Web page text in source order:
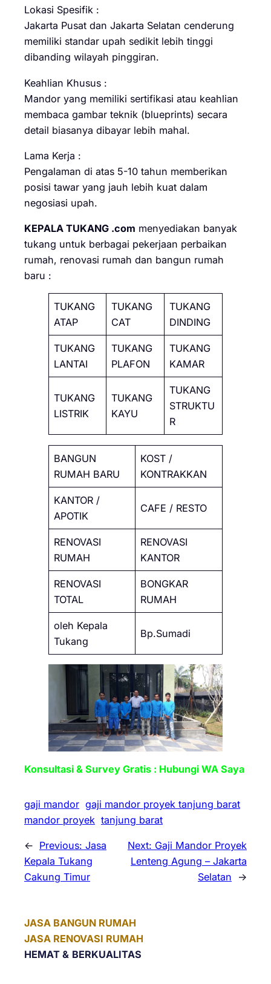
Lokasi Spesifik :
Jakarta Pusat dan Jakarta Selatan cenderung
memiliki standar upah sedikit lebih tinggi
dibanding wilayah pinggiran.
Keahlian Khusus :
Mandor yang memiliki sertifikasi atau keahlian
membaca gambar teknik (blueprints) secara
detail biasanya dibayar lebih mahal.
Lama Kerja :
Pengalaman di atas 5-10 tahun memberikan
posisi tawar yang jauh lebih kuat dalam
negosiasi upah.
KEPALA TUKANG .com menyediakan banyak
tukang untuk berbagai pekerjaan perbaikan
rumah, renovasi rumah dan bangun rumah
baru :
TUKANG
ATAP
TUKANG
CAT
TUKANG
DINDING
TUKANG
LANTAI
TUKANG
PLAFON
TUKANG
KAMAR
TUKANG
LISTRIK
TUKANG
KAYU
TUKANG
STRUKTU
R
BANGUN
RUMAH BARU
KOST /
KONTRAKKAN
KANTOR /
APOTIK
CAFE / RESTO
RENOVASI
RUMAH
RENOVASI
KANTOR
RENOVASI
TOTAL
BONGKAR
RUMAH
oleh Kepala
Tukang
Bp.Sumadi
Konsultasi & Survey Gratis : Hubungi WA Saya
gaji mandor gaji mandor proyek tanjung barat
mandor proyek tanjung barat
← Previous: Jasa
Kepala Tukang
Cakung Timur
Next: Gaji Mandor Proyek
Lenteng Agung – Jakarta
Selatan
→
JASA BANGUN RUMAH
JASA RENOVASI RUMAH
HEMAT & BERKUALITAS